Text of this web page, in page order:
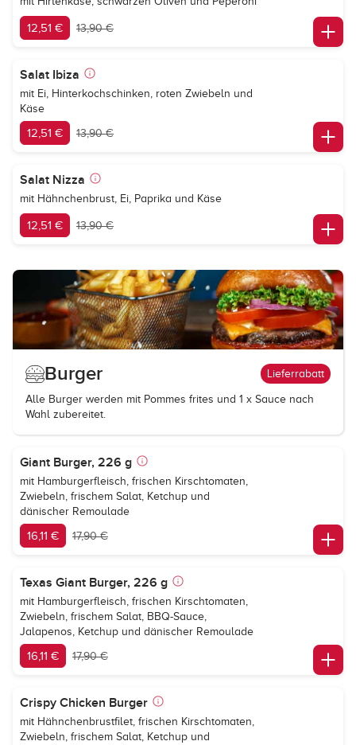
12,51 € 13,90 €
Salat Ibiza
mit Ei, Hinterkochschinken, roten Zwiebeln und
Käse
12,51 € 13,90 €
Salat Nizza
mit Hähnchenbrust, Ei, Paprika und Käse
12,51 € 13,90 €
Burger Lieferrabatt
Alle Burger werden mit Pommes frites und 1 x Sauce nach
Wahl zubereitet.
Giant Burger, 226 g
mit Hamburgerfleisch, frischen Kirschtomaten,
Zwiebeln, frischem Salat, Ketchup und
dänischer Remoulade
16,11 € 17,90 €
Texas Giant Burger, 226 g
mit Hamburgerfleisch, frischen Kirschtomaten,
Zwiebeln, frischem Salat, BBQ-Sauce,
Jalapenos, Ketchup und dänischer Remoulade
16,11 € 17,90 €
Crispy Chicken Burger
mit Hähnchenbrustfilet, frischen Kirschtomaten,
Zwiebeln, frischem Salat, Ketchup und